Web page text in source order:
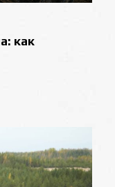
как